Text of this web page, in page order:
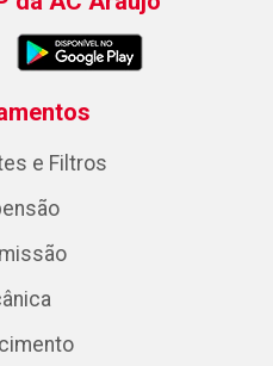
e Filtros